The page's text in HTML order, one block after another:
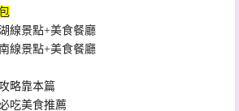
線景點+美食餐廳
線景點+美食餐廳
略靠本篇
吃美食推薦